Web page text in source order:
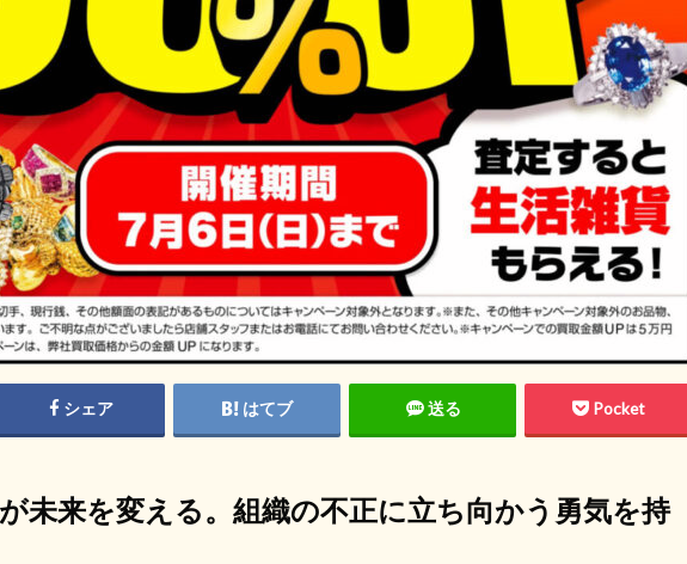
シェア はてブ 送る Pocket
未来を変える。組織の不正に立ち向かう勇気を持